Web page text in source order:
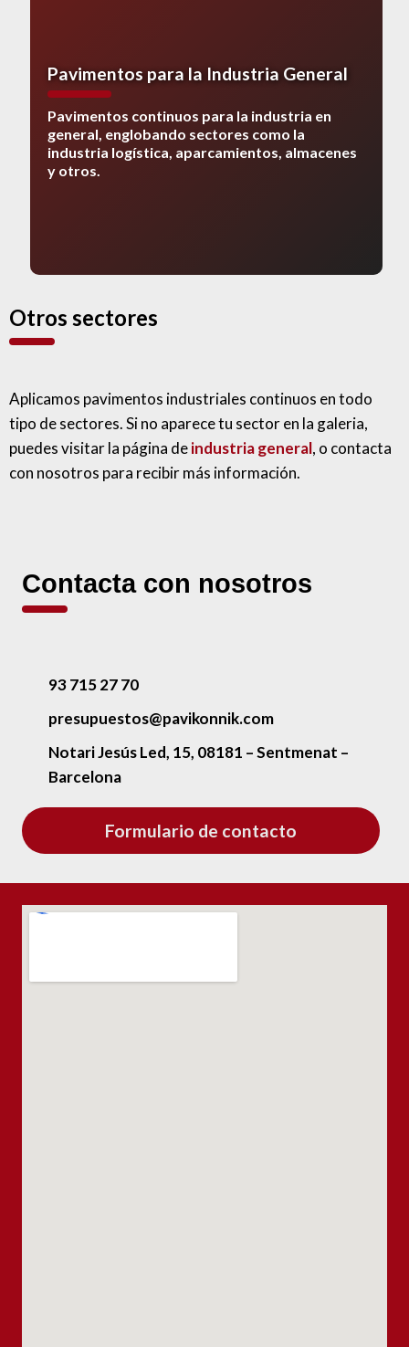
Pavimentos para la Industria General
Pavimentos continuos para la industria en
general, englobando sectores como la
industria logística, aparcamientos, almacenes
y otros.
Otros sectores
Aplicamos pavimentos industriales continuos en todo
tipo de sectores. Si no aparece tu sector en la galeria,
puedes visitar la página deindustria general, o contacta
con nosotros para recibir más información.
Contacta con nosotros
93 715 27 70
presupuestos@pavikonnik.com
Notari Jesús Led, 15, 08181 – Sentmenat –
Barcelona
Formulario de contacto